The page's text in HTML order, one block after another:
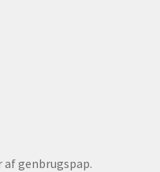
genbrugspap.